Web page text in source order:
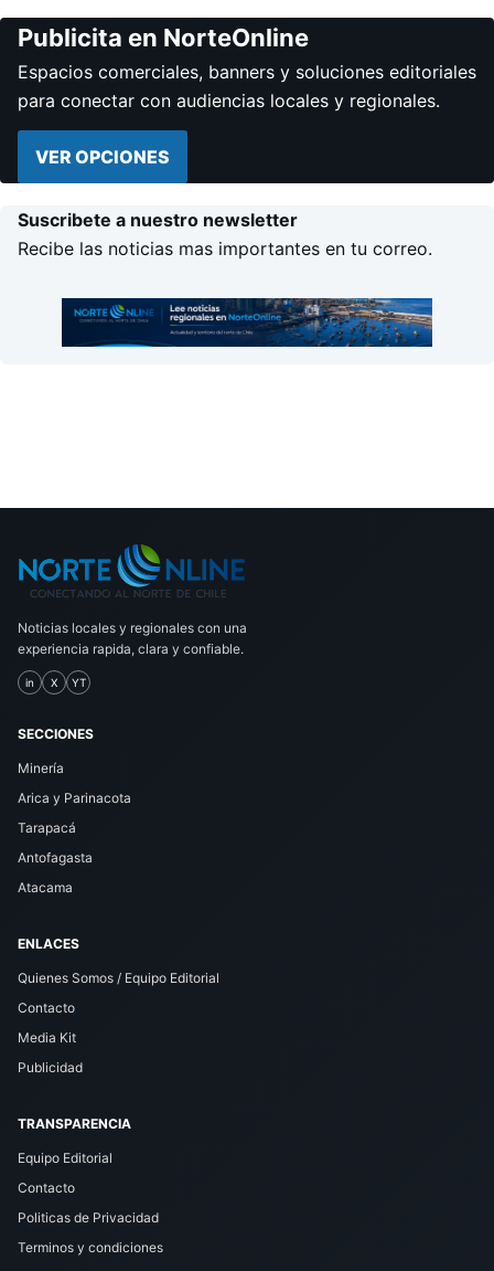
Publicita en NorteOnline
Espacios comerciales, banners y soluciones editoriales
para conectar con audiencias locales y regionales.
VER OPCIONES
Suscribete a nuestro newsletter
Recibe las noticias mas importantes en tu correo.
Noticias locales y regionales con una
experiencia rapida, clara y confiable.
in X YT
SECCIONES
Minería
Arica y Parinacota
Tarapacá
Antofagasta
Atacama
ENLACES
Quienes Somos / Equipo Editorial
Contacto
Media Kit
Publicidad
TRANSPARENCIA
Equipo Editorial
Contacto
Politicas de Privacidad
Terminos y condiciones